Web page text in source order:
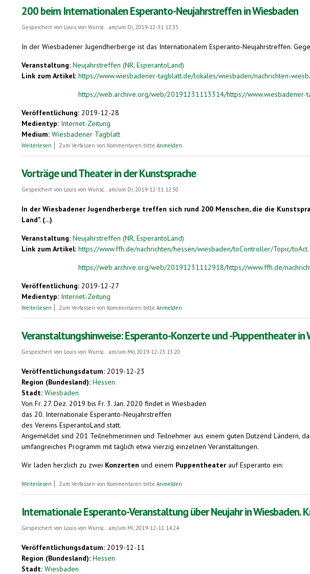
200 beim Internationalen Esperanto-Neujahrstreffen in Wiesbaden
Gespeichert von Louis von Wunsc...am/um Di, 2019-12-31 12:35
In der Wiesbadener Jugendherberge ist das Internationalem Esperanto-Neujahrstreffen.
Veranstaltung: Neujahrstreffen (NR, EsperantoLand)
Link zum Artikel: https://www.wiesbadener-tagblatt.de/lokales/wiesbaden/nachrichten-
https://web.archive.org/web/20191231113314/https://www.wiesbadener-
Veröffentlichung: 2019-12-28
Medientyp: Internet-Zeitung
Medium: Wiesbadener Tagblatt
Weiterlesen über 200 beim Internationalen Esperanto-Neujahrstreffen in Wiesbaden
Zum Verfassen von Kommentaren bitte Anmelden.
Vorträge und Theater in der Kunstsprache
Gespeichert von Louis von Wunsc...am/um Di, 2019-12-31 12:30
In der Wiesbadener Jugendherberge treffen sich rund 200 Menschen, die die
Land". (...)
Veranstaltung: Neujahrstreffen (NR, EsperantoLand)
Link zum Artikel: https://www.ffh.de/nachrichten/hessen/wiesbaden/toController/Topic/
https://web.archive.org/web/20191231112918/https://www.ffh.de/
Veröffentlichung: 2019-12-27
Medientyp: Internet-Zeitung
Weiterlesen über Vorträge und Theater in der Kunstsprache
Zum Verfassen von Kommentaren bitte Anmelden.
Veranstaltungshinweise: Esperanto-Konzerte und -Puppentheater in
Gespeichert von Louis von Wunsc...am/um Mo, 2019-12-23 13:20
Veröffentlichungsdatum: 2019-12-23
Region (Bundesland): Hessen
Stadt: Wiesbaden
Von Fr. 27. Dez. 2019 bis Fr. 3. Jan. 2020 findet in Wiesbaden
das 20. Internationale Esperanto-Neujahrstreffen
des Vereins EsperantoLand statt.
Angemeldet sind 201 Teilnehmerinnen und Teilnehmer aus einem guten Dutzend Ländern,
umfangreiches Programm mit täglich etwa vierzig einzelnen Veranstaltungen.
Wir laden herzlich zu zwei Konzerten und einem Puppentheater auf Esperanto ein:
Weiterlesen über Veranstaltungshinweise: Esperanto-Konzerte und -Puppentheater in Wiesbaden, 29., 30. Dez. und 2.
Zum Verfassen von Kommentaren bitte Anmelden.
Internationale Esperanto-Veranstaltung über Neujahr in Wiesbaden.
Gespeichert von Louis von Wunsc...am/um Mi, 2019-12-11 14:24
Veröffentlichungsdatum: 2019-12-11
Region (Bundesland): Hessen
Stadt: Wiesbaden